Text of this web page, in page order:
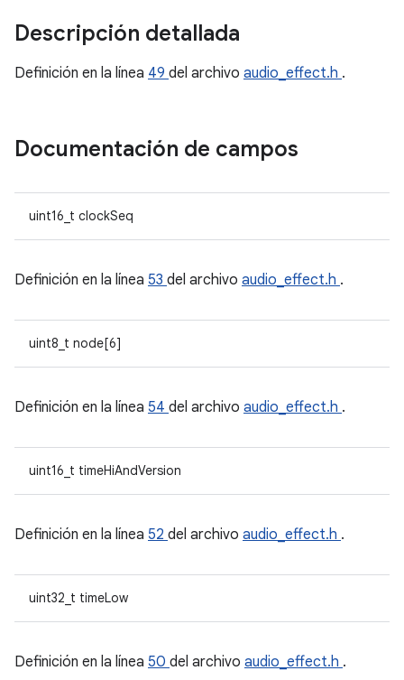
Descripción detallada
Definición en la línea 49 del archivo audio_effect.h .
Documentación de campos
uint16_t clockSeq
Definición en la línea 53 del archivo audio_effect.h .
uint8_t node[6]
Definición en la línea 54 del archivo audio_effect.h .
uint16_t timeHiAndVersion
Definición en la línea 52 del archivo audio_effect.h .
uint32_t timeLow
Definición en la línea 50 del archivo audio_effect.h .